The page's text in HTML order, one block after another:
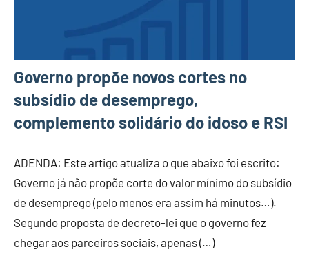
Governo propõe novos cortes no
subsídio de desemprego,
complemento solidário do idoso e RSI
ADENDA: Este artigo atualiza o que abaixo foi escrito:
Governo já não propõe corte do valor mínimo do subsídio
de desemprego (pelo menos era assim há minutos…).
Segundo proposta de decreto-lei que o governo fez
chegar aos parceiros sociais, apenas (…)